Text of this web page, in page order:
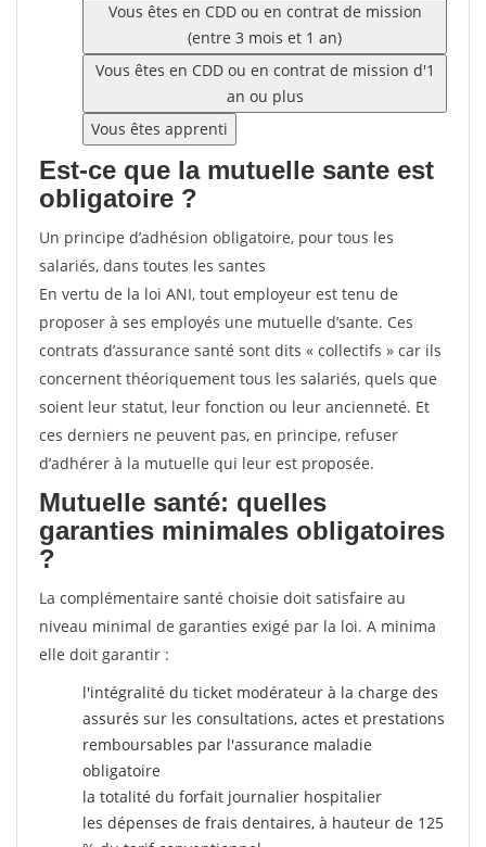
Vous êtes en CDD ou en contrat de mission
(entre 3 mois et 1 an)
Vous êtes en CDD ou en contrat de mission d'1
an ou plus
Vous êtes apprenti
Est-ce que la mutuelle sante est
obligatoire ?
Un principe d’adhésion obligatoire, pour tous les
salariés, dans toutes les santes
En vertu de la loi ANI, tout employeur est tenu de
proposer à ses employés une mutuelle d’sante. Ces
contrats d’assurance santé sont dits « collectifs » car ils
concernent théoriquement tous les salariés, quels que
soient leur statut, leur fonction ou leur ancienneté. Et
ces derniers ne peuvent pas, en principe, refuser
d’adhérer à la mutuelle qui leur est proposée.
Mutuelle santé: quelles
garanties minimales obligatoires
?
La complémentaire santé choisie doit satisfaire au
niveau minimal de garanties exigé par la loi. A minima
elle doit garantir :
l'intégralité du ticket modérateur à la charge des
assurés sur les consultations, actes et prestations
remboursables par l'assurance maladie
obligatoire
la totalité du forfait journalier hospitalier
les dépenses de frais dentaires, à hauteur de 125